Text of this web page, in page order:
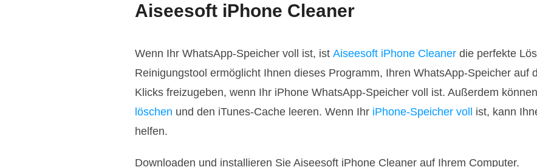
Aiseesoft iPhone Cleaner
Wenn Ihr WhatsApp-Speicher voll ist, ist Aiseesoft iPhone Cleaner die perfekte
Reinigungstool ermöglicht Ihnen dieses Programm, Ihren WhatsApp-Speicher auf
Klicks freizugeben, wenn Ihr iPhone WhatsApp-Speicher voll ist. Außerdem
löschen und den iTunes-Cache leeren. Wenn Ihr iPhone-Speicher voll
ist, kann
helfen.
Downloaden und installieren Sie Aiseesoft iPhone Cleaner auf Ihrem Computer.